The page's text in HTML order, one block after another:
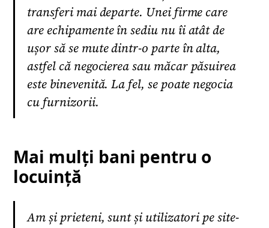
transferi mai departe. Unei firme care
are echipamente în sediu nu îi atât de
ușor să se mute dintr-o parte în alta,
astfel că negocierea sau măcar păsuirea
este binevenită. La fel, se poate negocia
cu furnizorii.
Mai mulți bani pentru o
locuință
Am și prieteni, sunt și utilizatori pe site-